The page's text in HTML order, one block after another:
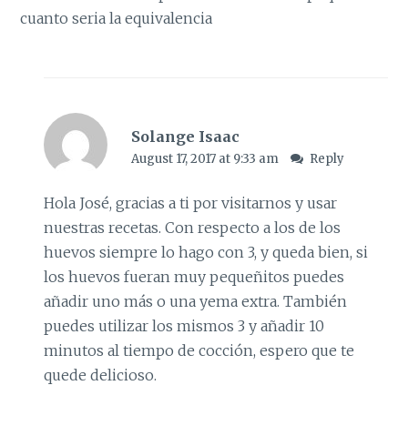
cuanto seria la equivalencia
Solange Isaac
August 17, 2017 at 9:33 am Reply
Hola José, gracias a ti por visitarnos y usar
nuestras recetas. Con respecto a los de los
huevos siempre lo hago con 3, y queda bien, si
los huevos fueran muy pequeñitos puedes
añadir uno más o una yema extra. También
puedes utilizar los mismos 3 y añadir 10
minutos al tiempo de cocción, espero que te
quede delicioso.